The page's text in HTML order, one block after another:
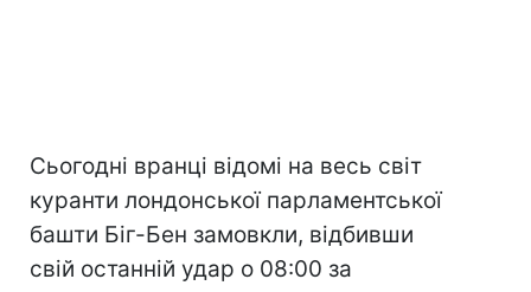
Сьогодні вранці відомі на весь світ
куранти лондонської парламентської
башти Біг-Бен замовкли, відбивши
свій останній удар о 08:00 за